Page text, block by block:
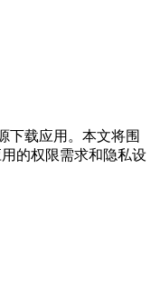
下载应用。本文将围
的权限需求和隐私设